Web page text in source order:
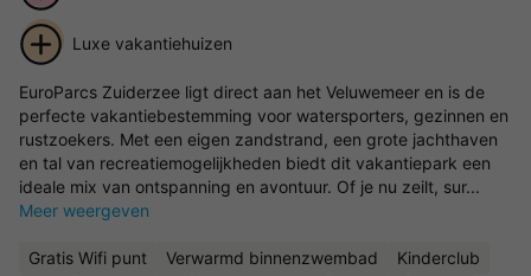
Luxe vakantiehuizen
EuroParcs Zuiderzee ligt direct aan het Veluwemeer en is de
perfecte vakantiebestemming voor watersporters, gezinnen en
rustzoekers. Met een eigen zandstrand, een grote jachthaven
en tal van recreatiemogelijkheden biedt dit vakantiepark een
ideale mix van ontspanning en avontuur. Of je nu zeilt, sur...
Meer weergeven
Gratis Wifi punt Verwarmd binnenzwembad
Kinderclub